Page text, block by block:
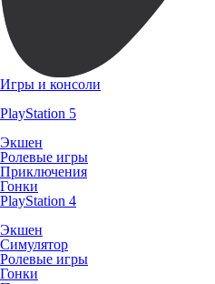
Игры и консоли
PlayStation 5
Экшен
Ролевые игры
Приключения
Гонки
PlayStation 4
Экшен
Симулятор
Ролевые игры
Гонки